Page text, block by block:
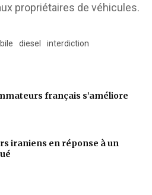
propriétaires de véhicules.
diesel interdiction
français s’améliore
iraniens en réponse à un